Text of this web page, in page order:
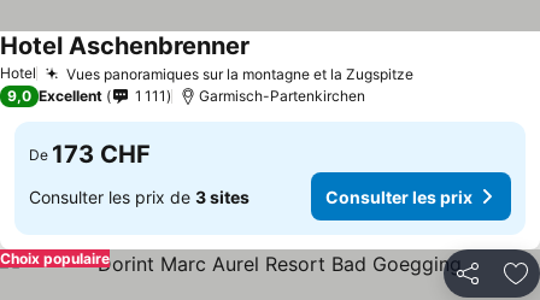
Hotel Vues panoramiques sur la montagne et la ZugspitzeConsulter les
Hotel Aschenbrenner
9,0 Excellent 1 111 Garmisch-Partenkirchen
De 173 CHF
Consulter les prix de 3 sites Consulter les prix
Partager
Choix populaire